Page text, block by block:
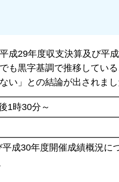
成29年度収支決算及び平
も黒字基調で推移してい
い」との結論が出されまし
1時30分～
平成30年度開催成績概況に